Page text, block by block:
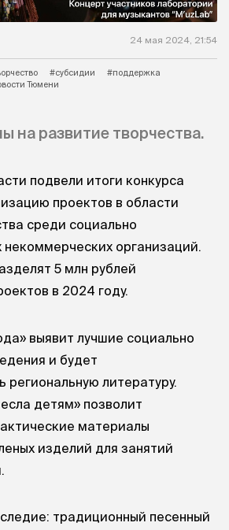
24 мая 2024, 21:54
#субсидии
#поддержка
Тюмени
на развитие творчества.
подвели итоги конкурса
проектов в области
среди социально
некоммерческих организаций.
5 млн рублей
в 2024 году.
выявит лучшие социально
и будет
региональную литературу.
детям» позволит
материалы
изделий для занятий
традиционный песенный